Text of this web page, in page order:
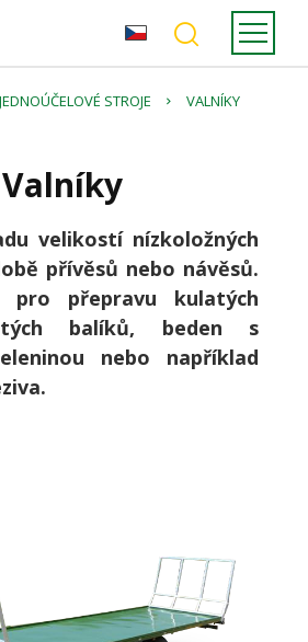
JEDNOÚČELOVÉ STROJE VALNÍKY
Valníky
velikostí nízkoložných
přívěsů nebo návěsů.
pro přepravu kulatých
balíků, beden s
nebo například